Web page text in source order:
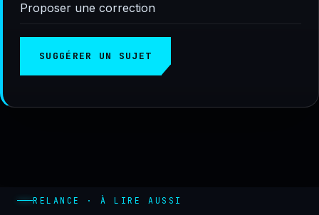
Proposer une correction
SUGGÉRER UN SUJET
RELANCE · À LIRE AUSSI